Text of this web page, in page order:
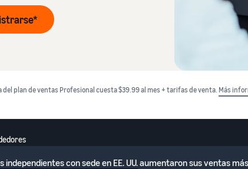
del plan de ventas Profesional cuesta $39.99 al mes + tarifas de venta. Más
independientes con sede en EE. UU.aumentaron sus ventas